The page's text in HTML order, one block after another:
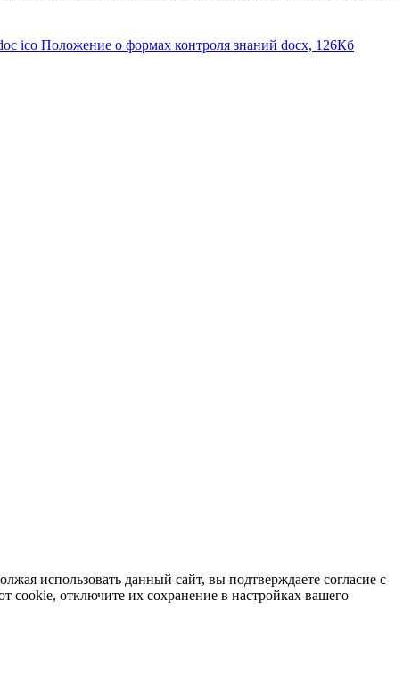
Положение о формах контроля знаний docx, 126Кб
использовать данный сайт, вы подтверждаете согласие с
cookie, отключите их сохранение в настройках вашего